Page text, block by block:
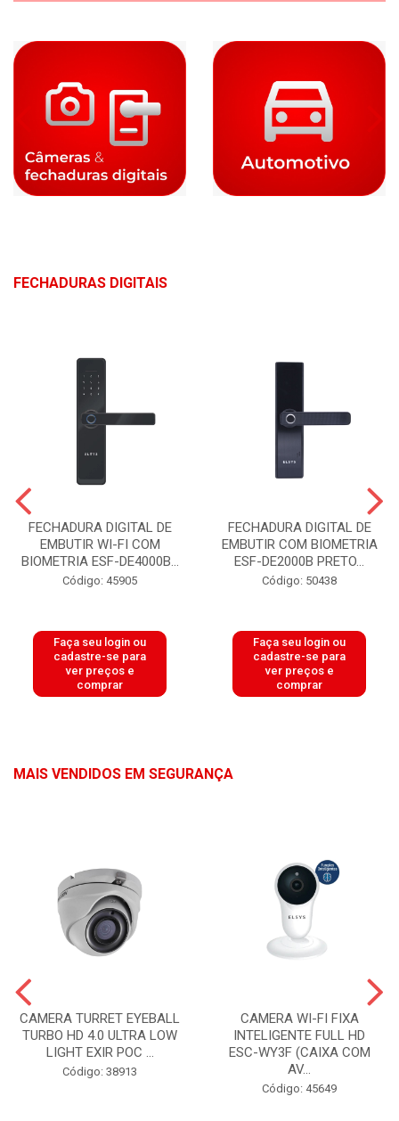
FECHADURAS DIGITAIS
FECHADURA DIGITAL DE
EMBUTIR WI-FI COM
BIOMETRIA ESF-DE4000B...
Código: 45905
Faça seu login ou
cadastre-se para
ver preços e
comprar
FECHADURA DIGITAL DE
EMBUTIR COM BIOMETRIA
ESF-DE2000B PRETO...
Código: 50438
Faça seu login ou
cadastre-se para
ver preços e
comprar
MAIS VENDIDOS EM SEGURANÇA
CAMERA TURRET EYEBALL
TURBO HD 4.0 ULTRA LOW
LIGHT EXIR POC ...
Código: 38913
CAMERA WI-FI FIXA
INTELIGENTE FULL HD
ESC-WY3F (CAIXA COM
AV...
Código: 45649